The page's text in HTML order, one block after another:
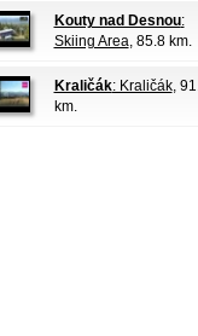
Kouty nad Desnou:
Skiing Area, 85.8 km.
Kraličák: Kraličák,
km.